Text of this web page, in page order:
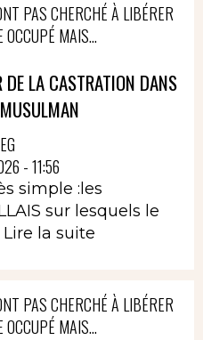
PAS CHERCHÉ À LIBÉRER
MAIS...
DE LA CASTRATION DANS
- 11:56
simple :les
sur lesquels le
Lire la suite
PAS CHERCHÉ À LIBÉRER
MAIS...